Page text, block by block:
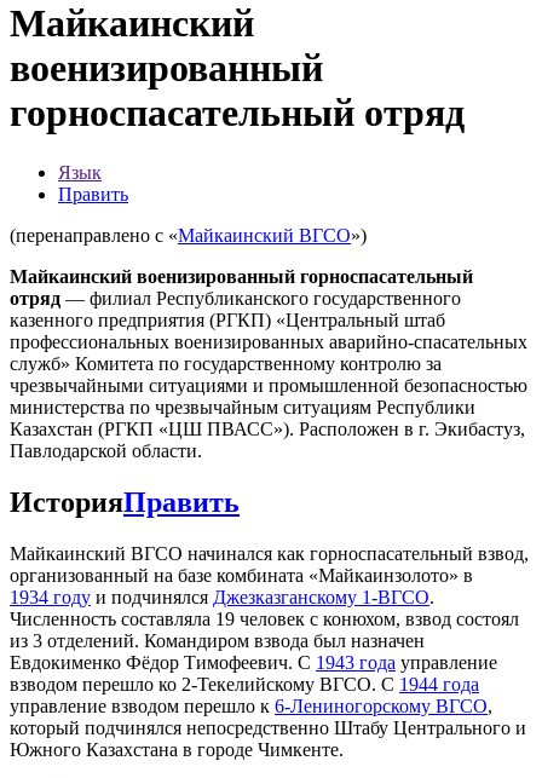
Майкаинский
военизированный
горноспасательный отряд
Язык
Править
(перенаправлено с «Майкаинский ВГСО»)
Майкаинский военизированный горноспасательный
отряд — филиал Республиканского государственного
казенного предприятия (РГКП) «Центральный штаб
профессиональных военизированных аварийно-спасательных
служб» Комитета по государственному контролю за
чрезвычайными ситуациями и промышленной безопасностью
министерства по чрезвычайным ситуациям Республики
Казахстан (РГКП «ЦШ ПВАСС»). Расположен в г. Экибастуз,
Павлодарской области.
ИсторияПравить
Майкаинский ВГСО начинался как горноспасательный взвод,
организованный на базе комбината «Майкаинзолото» в
1934 году и подчинялся Джезказганскому 1-ВГСО.
Численность составляла 19 человек с конюхом, взвод состоял
из 3 отделений. Командиром взвода был назначен
Евдокименко Фёдор Тимофеевич. С 1943 года управление
взводом перешло ко 2-Текелийскому ВГСО. С 1944 года
управление взводом перешло к 6-Лениногорскому ВГСО,
который подчинялся непосредственно Штабу Центрального и
Южного Казахстана в городе Чимкенте.